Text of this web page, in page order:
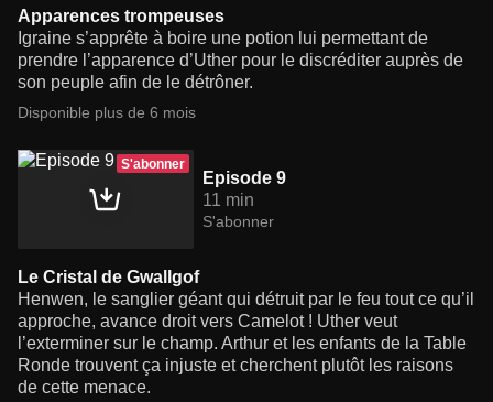
Apparences trompeuses
Igraine s’apprête à boire une potion lui permettant de
prendre l’apparence d’Uther pour le discréditer auprès de
son peuple afin de le détrôner.
Disponible plus de 6 mois
S'abonner
Episode 9
11 min
S'abonner
Le Cristal de Gwallgof
Henwen, le sanglier géant qui détruit par le feu tout ce qu’il
approche, avance droit vers Camelot ! Uther veut
l’exterminer sur le champ. Arthur et les enfants de la Table
Ronde trouvent ça injuste et cherchent plutôt les raisons
de cette menace.